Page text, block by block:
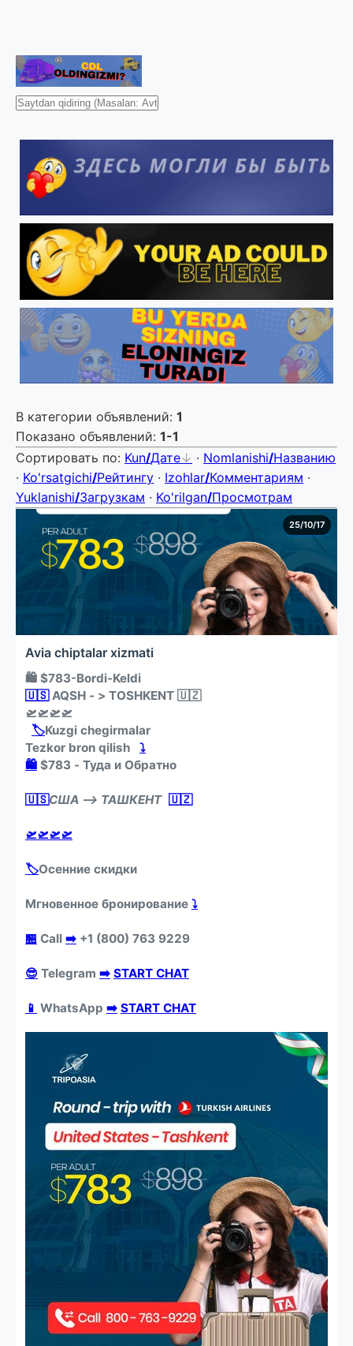
В категории объявлений: 1
Показано объявлений: 1-1
Сортировать по: Kun/Дате · Nomlanishi/Названию
· Ko'rsatgichi/Рейтингу · Izohlar/Комментариям ·
Yuklanishi/Загрузкам · Ko'rilgan/Просмотрам
25/10/17
Avia chiptalar xizmati
🛍 $783-Bordi-Keldi
🇺🇸AQSH - > TOSHKENT 🇺🇿
🛫🛫🛫🛫
🏷️Kuzgi chegirmalar
Tezkor bron qilish ️ ️ ⤵️
🛍 $783 - Туда и Обратно
🇺🇸США —> ТАШКЕНТ 🇺🇿
🛫🛫🛫🛫
🏷️Осенние скидки
Мгновенное бронирование ⤵️
🏪 Call ➡️ +1 (800) 763 9229
😎 Telegram ➡️ START CHAT
📱 WhatsApp ➡️ START CHAT